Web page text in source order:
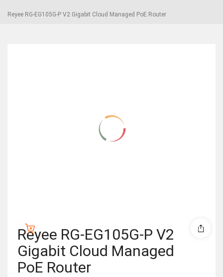
Reyee RG-EG105G-P V2 Gigabit Cloud Managed PoE Router
Reyee RG-EG105G-P V2
Gigabit Cloud Managed
PoE Router